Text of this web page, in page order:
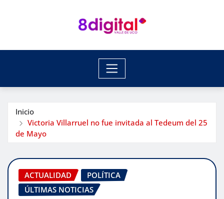
Inicio
Victoria Villarruel no fue invitada al Tedeum del 25
de Mayo
ACTUALIDAD
POLÍTICA
ÚLTIMAS NOTICIAS